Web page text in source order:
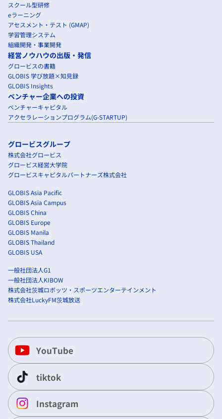
スクール型研修
eラーニング
アセスメント・テスト (GMAP)
学習管理システム
組織開発・事業開発
経営ノウハウの出版・発信
グロービスの書籍
GLOBIS 学び放題×知見録
GLOBIS Insights
ベンチャー企業への投資
ベンチャーキャピタル
アクセラレーションプログラム(G-STARTUP)
グロービスグループ
株式会社グロービス
グロービス経営大学院
グロービスキャピタルパートナーズ株式会社
GLOBIS Asia Pacific
GLOBIS Asia Campus
GLOBIS China
GLOBIS Europe
GLOBIS Manila
GLOBIS Thailand
GLOBIS USA
一般社団法人G1
一般社団法人KIBOW
株式会社茨城ロボッツ・スポーツエンターテインメント
株式会社LuckyFM茨城放送
YouTube
tiktok
Instagram